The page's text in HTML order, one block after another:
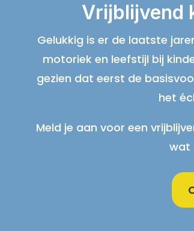
Vrijblijvend
Gelukkig is er de laatste
motoriek en leefstijl bij
gezien dat eerst de
het
Meld je aan voor een
wat